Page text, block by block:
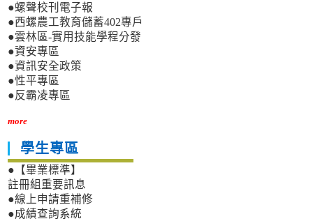
●螺聲校刊電子報
●西螺農工教育儲蓄402專戶
●雲林區-實用技能學程分發
●資安專區
●資訊安全政策
●性平專區
●反霸凌專區
more
學生專區
●【畢業標準】
註冊組重要訊息
●線上申請重補修
●成績查詢系統